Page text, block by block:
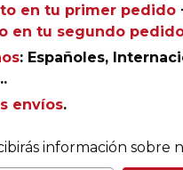
Qué Bonito
en tu primer pedido
en tu segundo
: Españoles,
envíos.
información sobre